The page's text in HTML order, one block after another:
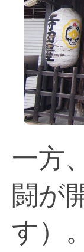
一方
闘が
す）